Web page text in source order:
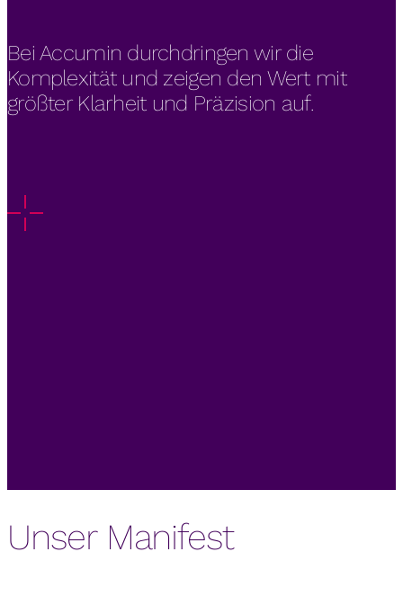
Bei Accumin durchdringen wir die
Komplexität und zeigen den Wert mit
größter Klarheit und Präzision auf.
Unser Manifest